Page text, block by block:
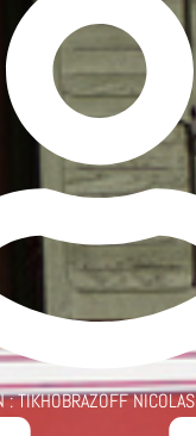
:TIKHOBRAZOFF NICOLAS